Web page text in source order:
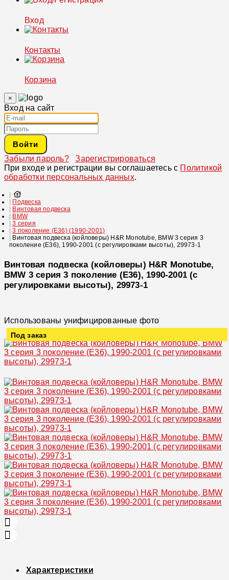
Вход
Контакты
Корзина
×
Вход на сайт
Войти
Забыли пароль?
Зарегистрироваться
При входе и регистрации вы соглашаетесь с Политикой
обработки персональных данных.
Подвеска
Винтовая подвеска
BMW
3 серия
3 поколение (E36) (1990-2001)
Винтовая подвеска (койловеры) H&R Monotube, BMW 3 серия 3
поколение (E36), 1990-2001 (с регулировками высоты), 29973-1
Винтовая подвеска (койловеры) H&R Monotube,
BMW 3 серия 3 поколение (E36), 1990-2001 (с
регулировками высоты), 29973-1
Использованы унифицированные фото
Под заказ
Характеристики